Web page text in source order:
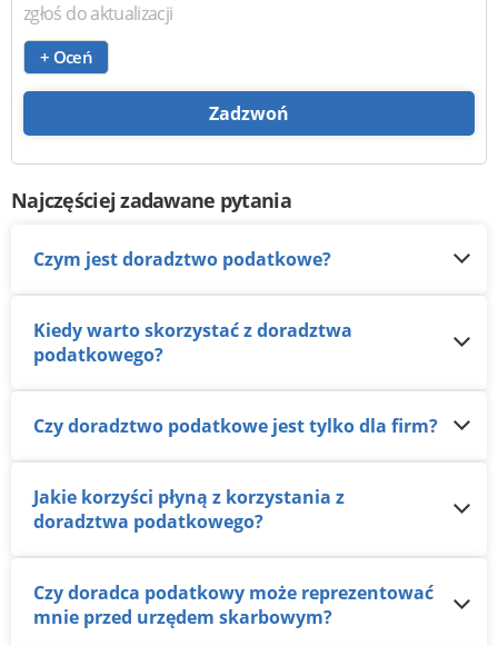
zgłoś do aktualizacji
+ Oceń
Zadzwoń
Najczęściej zadawane pytania
Czym jest doradztwo podatkowe?
Kiedy warto skorzystać z doradztwa
podatkowego?
Czy doradztwo podatkowe jest tylko dla firm?
Jakie korzyści płyną z korzystania z
doradztwa podatkowego?
Czy doradca podatkowy może reprezentować
mnie przed urzędem skarbowym?